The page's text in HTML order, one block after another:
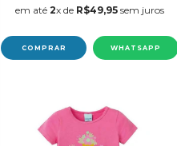
em até 2x de R$49,95 sem juros
COMPRAR WHATSAPP